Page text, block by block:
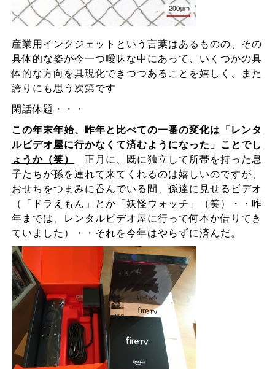
産業用インクジェットという言葉はあるものの、その
具体的な姿が今一つ曖昧な中にあって、いくつかの具
体的な方向を具現化できつつあることを嬉しく、また
誇りにも思う次第です
閑話休題・・・
この年末年始、昨年と比べての一番の変化は「レンタ
ルビデオ屋に行かなくて済むようになった」ことでし
ょうか（笑）
正月に、既に独立して所帯を持った息
子たちが孫を連れて来てくれるのは嬉しいのですが、
おせちをつまみに呑んでいる間、孫達に見せるビデオ
（「ドラえもん」とか「妖怪ウォッチ」（笑）・・昨
年までは、レンタルビデオ屋に行って何本か借りてき
ていました）・・それを今年はやらずに済んだ。